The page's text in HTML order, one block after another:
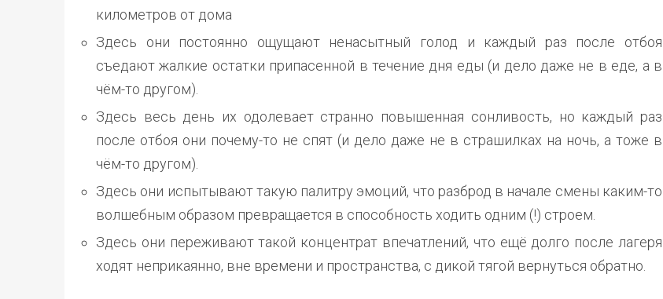
километров от дома
Здесь они постоянно ощущают ненасытный голод и каждый раз после отбоя
съедают жалкие остатки припасенной в течение дня еды (и дело даже не в еде, а в
чём-то другом).
Здесь весь день их одолевает странно повышенная сонливость, но каждый раз
после отбоя они почему-то не спят (и дело даже не в страшилках на ночь, а тоже в
чём-то другом).
Здесь они испытывают такую палитру эмоций, что разброд в начале смены каким-то
волшебным образом превращается в способность ходить одним (!) строем.
Здесь они переживают такой концентрат впечатлений, что ещё долго после лагеря
ходят неприкаянно, вне времени и пространства, с дикой тягой вернуться обратно.